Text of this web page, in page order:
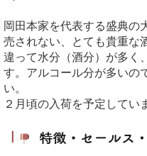
岡田本家を代表する盛典の
売されない、とても貴重な
違って水分（酒分）が多く
す。アルコール分が多いの
い。
２月頃の入荷を予定してい